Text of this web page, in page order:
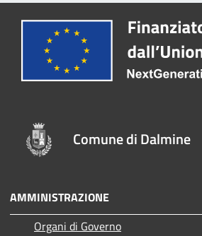
Comune di Dalmine
AMMINISTRAZIONE
Organi di Governo